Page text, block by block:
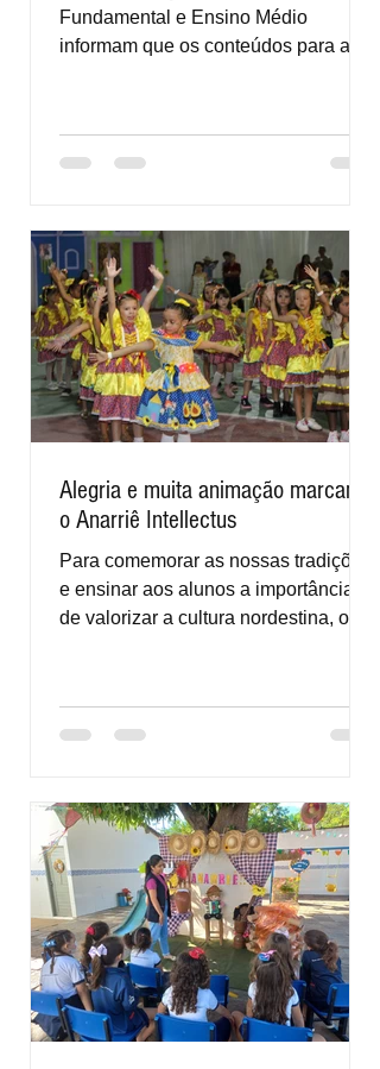
Fundamental e Ensino Médio
informam que os conteúdos para as
Alegria e muita animação marcam
o Anarriê Intellectus
Para comemorar as nossas tradições
e ensinar aos alunos a importância
de valorizar a cultura nordestina, o